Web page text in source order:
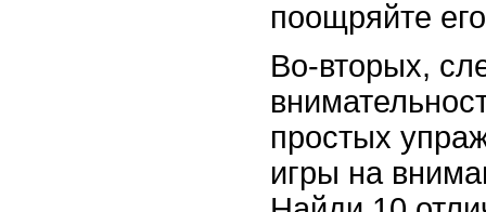
поощряйте
Во-вторых,
простых
игры на